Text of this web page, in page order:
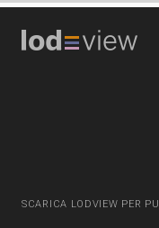
SCARICA LODVIEW PER